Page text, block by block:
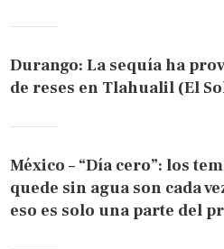
Durango: La sequía ha
de reses en Tlahualil (El
México – “Día cero”: los
quede sin agua son cada
eso es solo una parte del